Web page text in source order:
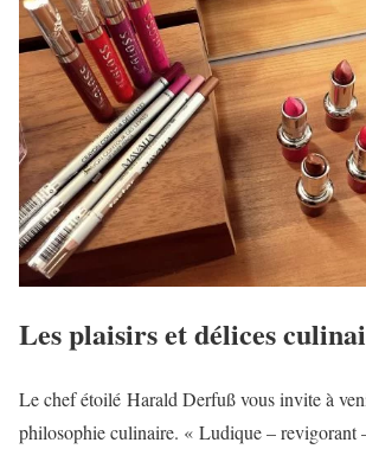
Les plaisirs et délices
Le chef étoilé Harald Derfuß vous invite à
philosophie culinaire. « Ludique – revigorant